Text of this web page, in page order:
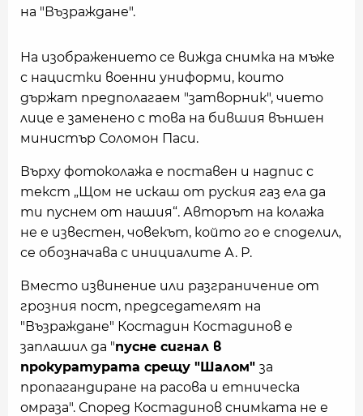
на "Възраждане".
На изображението се вижда снимка на мъже
с нацистки военни униформи, които
държат предполагаем "затворник", чието
лице е заменено с това на бившия външен
министър Соломон Паси.
Върху фотоколажа е поставен и надпис с
текст „Щом не искаш от руския газ ела да
ти пуснем от нашия“. Авторът на колажа
не е известен, човекът, който го е споделил,
се обозначава с инициалите А. Р.
Вместо извинение или разграничение от
грозния пост, председателят на
"Възраждане" Костадин Костадинов е
заплашил да "пусне сигнал в
прокуратурата срещу "Шалом" за
пропагандиране на расова и етническа
омраза". Според Костадинов снимката не е